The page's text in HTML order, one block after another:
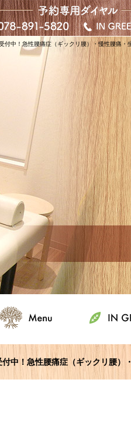
中！急性腰痛症（ギックリ腰）・慢性腰痛
中！急性腰痛症（ギックリ腰）